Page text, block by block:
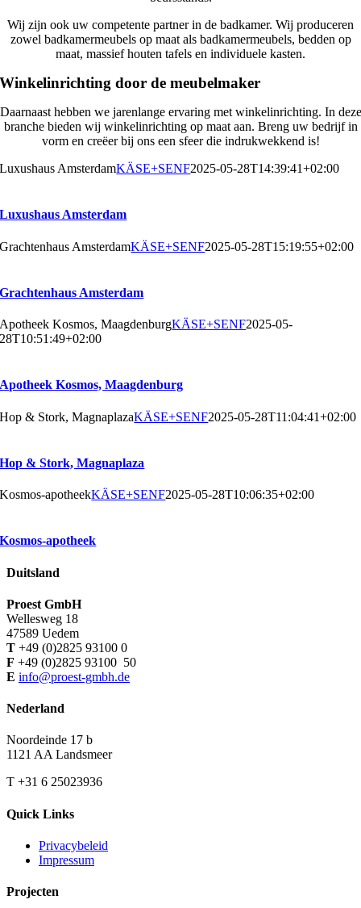
Wij zijn ook uw competente partner in de badkamer. Wij produceren
zowel badkamermeubels op maat als badkamermeubels, bedden op
maat, massief houten tafels en individuele kasten.
Winkelinrichting door de meubelmaker
Daarnaast hebben we jarenlange ervaring met winkelinrichting. In deze
branche bieden wij winkelinrichting op maat aan. Breng uw bedrijf in
vorm en creëer bij ons een sfeer die indrukwekkend is!
Luxushaus AmsterdamKÄSE+SENF2025-05-28T14:39:41+02:00
Luxushaus Amsterdam
Grachtenhaus AmsterdamKÄSE+SENF2025-05-28T15:19:55+02:00
Grachtenhaus Amsterdam
Apotheek Kosmos, MaagdenburgKÄSE+SENF2025-05-
28T10:51:49+02:00
Apotheek Kosmos, Maagdenburg
Hop & Stork, MagnaplazaKÄSE+SENF2025-05-28T11:04:41+02:00
Hop & Stork, Magnaplaza
Kosmos-apotheekKÄSE+SENF2025-05-28T10:06:35+02:00
Kosmos-apotheek
Duitsland
Proest GmbH
Wellesweg 18
47589 Uedem
T +49 (0)2825 93100 0
F +49 (0)2825 93100 50
E info@proest-gmbh.de
Nederland
Noordeinde 17 b
1121 AA Landsmeer
T +31 6 25023936
Quick Links
Privacybeleid
Impressum
Projecten